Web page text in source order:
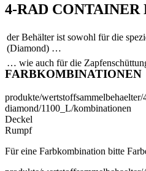
4-RAD
der Behälter ist sowohl für die
(Diamond) …
… wie auch für die
FARBKOMBINATIONEN
produkte/wertstoffsammelbehaelter/
diamond/1100_L/kombinationen
Deckel
Rumpf
Für eine Farbkombination bitte